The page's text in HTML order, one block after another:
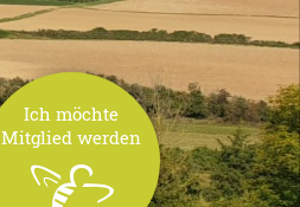
Ich möchte
Mitglied werden